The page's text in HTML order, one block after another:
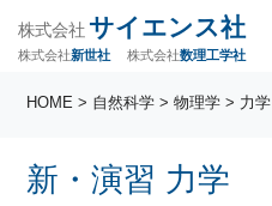
株式会社 サイエンス社
株式会社新世社 株式会社数理工学社
新・演習 力学
HOME > 自然科学 >物理学 > 力学